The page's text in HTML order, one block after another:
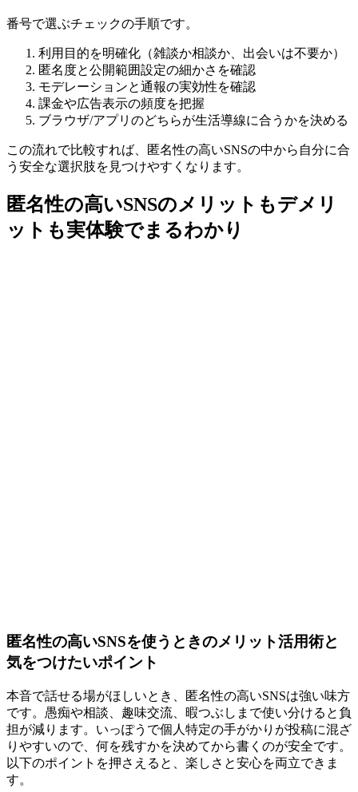
番号で選ぶチェックの手順です。
利用目的を明確化（雑談か相談か、出会いは不要か）
匿名度と公開範囲設定の細かさを確認
モデレーションと通報の実効性を確認
課金や広告表示の頻度を把握
ブラウザ/アプリのどちらが生活導線に合うかを決める
この流れで比較すれば、匿名性の高いSNSの中から自分に合
う安全な選択肢を見つけやすくなります。
匿名性の高いSNSのメリットもデメリ
ットも実体験でまるわかり
匿名性の高いSNSを使うときのメリット活用術と
気をつけたいポイント
本音で話せる場がほしいとき、匿名性の高いSNSは強い味方
です。愚痴や相談、趣味交流、暇つぶしまで使い分けると負
担が減ります。いっぽうで個人特定の手がかりが投稿に混ざ
りやすいので、何を残すかを決めてから書くのが安全です。
以下のポイントを押さえると、楽しさと安心を両立できま
す。